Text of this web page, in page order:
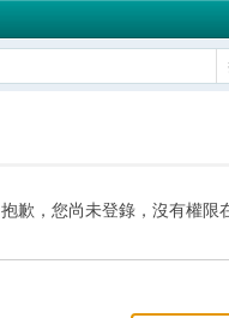
抱歉，您尚未登錄，沒有權限